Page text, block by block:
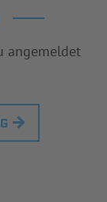
angemeldet